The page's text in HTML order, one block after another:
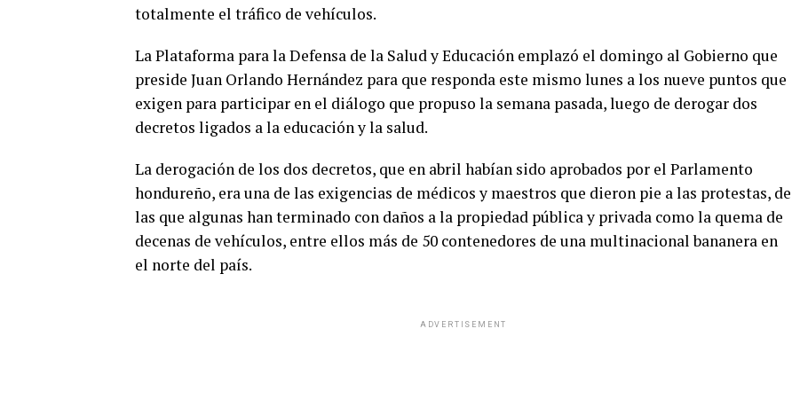
totalmente el tráfico de vehículos.
La Plataforma para la Defensa de la Salud y Educación emplazó el domingo al Gobierno que
preside Juan Orlando Hernández para que responda este mismo lunes a los nueve puntos que
exigen para participar en el diálogo que propuso la semana pasada, luego de derogar dos
decretos ligados a la educación y la salud.
La derogación de los dos decretos, que en abril habían sido aprobados por el Parlamento
hondureño, era una de las exigencias de médicos y maestros que dieron pie a las protestas, de
las que algunas han terminado con daños a la propiedad pública y privada como la quema de
decenas de vehículos, entre ellos más de 50 contenedores de una multinacional bananera en
el norte del país.
ADVERTISEMENT